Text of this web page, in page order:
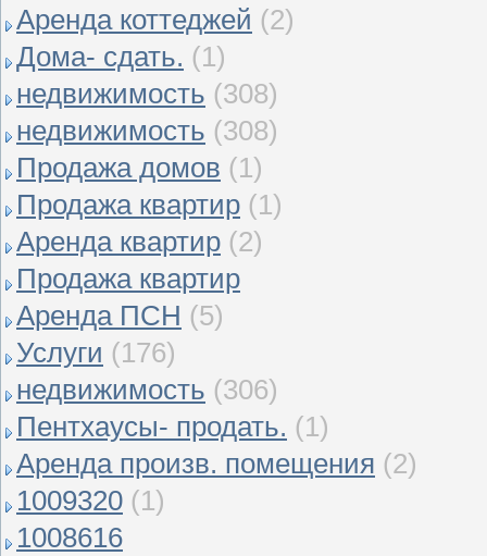
Аренда коттеджей (2)
Дома- сдать. (1)
недвижимость (308)
недвижимость (308)
Продажа домов (1)
Продажа квартир (1)
Аренда квартир (2)
Продажа квартир
Аренда ПСН (5)
Услуги (176)
недвижимость (306)
Пентхаусы- продать. (1)
Аренда произв. помещения (2)
1009320 (1)
1008616